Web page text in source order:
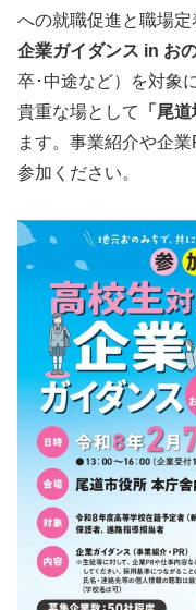
への就職促進と職場
企業ガイダンス in おの
卒･中途など）を対象
貴重な場として
「尾
ます。事業紹介や企
参加ください。